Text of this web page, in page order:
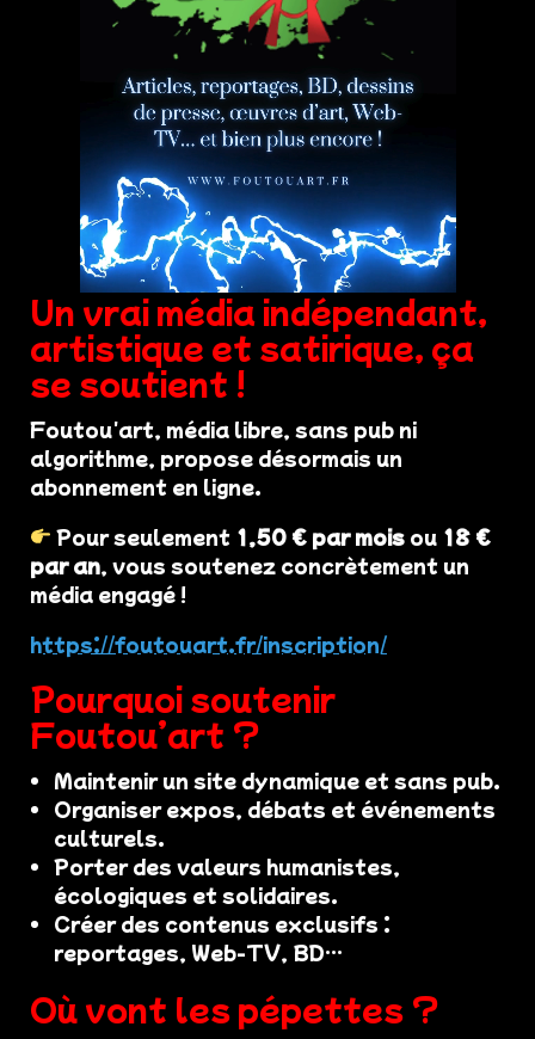
Un vrai média indépendant,
artistique et satirique, ça
se soutient !
Foutou'art, média libre, sans pub ni
algorithme, propose désormais un
abonnement en ligne.
Pour seulement 1,50 € par mois ou 18 €
par an, vous soutenez concrètement un
média engagé !
https://foutouart.fr/inscription/
Pourquoi soutenir
Foutou’art ?
Maintenir un site dynamique et sans pub.
Organiser expos, débats et événements
culturels.
Porter des valeurs humanistes,
écologiques et solidaires.
Créer des contenus exclusifs :
reportages, Web-TV, BD…
Où vont les pépettes ?